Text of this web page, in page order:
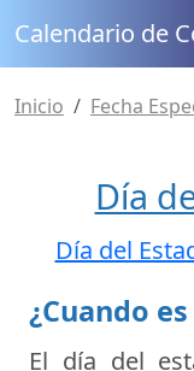
Calendario de
Inicio Fecha
Día
Día del
¿Cuando
El día del